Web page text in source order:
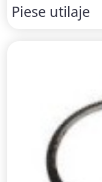
Piese utilaje